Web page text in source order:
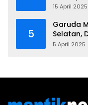
Korea
15 April 2025
5
Garuda
Selatan,
2025 U-17
5 April 2025